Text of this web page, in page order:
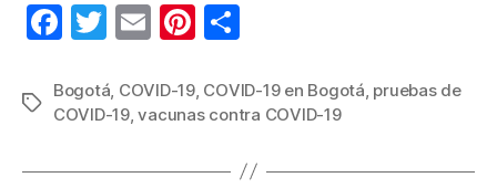
F
c
e
b
T
tt
er
E
ail
Pi
er
e
st
m
p
ar
Etiquetas
Bogotá, COVID-19, COVID-19 en Bogotá, pruebas de
COVID-19,vacunas contra COVID-19